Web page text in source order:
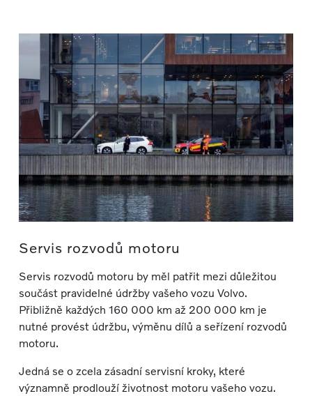
Servis rozvodů motoru
Servis rozvodů motoru by měl patřit mezi důležitou
součást pravidelné údržby vašeho vozu Volvo.
Přibližně každých 160 000 km až 200 000 km je
nutné provést údržbu, výměnu dílů a seřízení rozvodů
motoru.
Jedná se o zcela zásadní servisní kroky, které
významně prodlouží životnost motoru vašeho vozu.